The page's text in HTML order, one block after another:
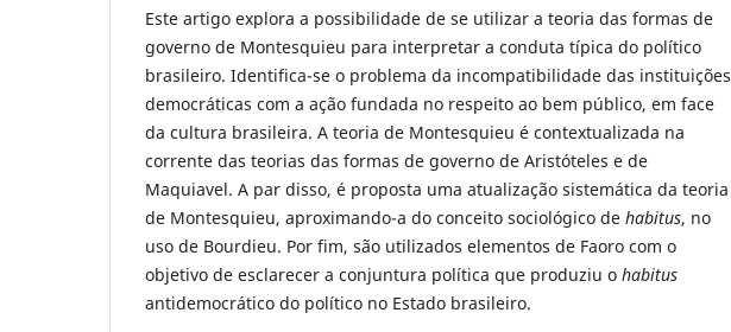
Este artigo explora a possibilidade de se utilizar a teoria das formas de
governo de Montesquieu para interpretar a conduta típica do político
brasileiro. Identifica-se o problema da incompatibilidade das instituições
democráticas com a ação fundada no respeito ao bem público, em face
da cultura brasileira. A teoria de Montesquieu é contextualizada na
corrente das teorias das formas de governo de Aristóteles e de
Maquiavel. A par disso, é proposta uma atualização sistemática da teoria
de Montesquieu, aproximando-a do conceito sociológico de habitus, no
uso de Bourdieu. Por fim, são utilizados elementos de Faoro com o
objetivo de esclarecer a conjuntura política que produziu o habitus
antidemocrático do político no Estado brasileiro.